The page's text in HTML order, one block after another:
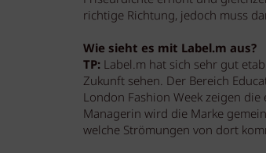
richtige Richtung, jedoch muss
Wie sieht es mit Label.m aus?
TP: Label.m hat sich sehr gut
Zukunft sehen. Der Bereich
London Fashion Week zeigen
Managerin wird die Marke
welche Strömungen von dort